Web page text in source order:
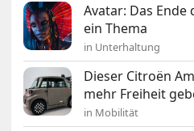
Avatar: Das
ein Thema
in Unterhaltung
Dieser Citroën
mehr Freiheit
in Mobilität